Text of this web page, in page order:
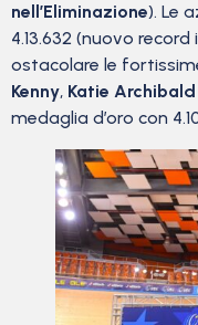
nell’Eliminazione). Le
4.13.632 (nuovo
ostacolare le
Kenny, Katie Archibald
medaglia d’oro con